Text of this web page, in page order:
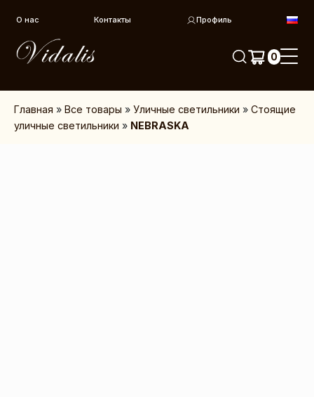
О нас Контакты Профиль
0
Главная »Все товары »Уличные светильники »Стоящие
уличные светильники » NEBRASKA